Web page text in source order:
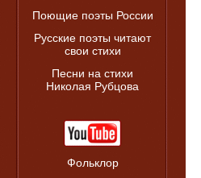
Поющие поэты России
Русские поэты читают
свои стихи
Песни на стихи
Николая Рубцова
Фольклор